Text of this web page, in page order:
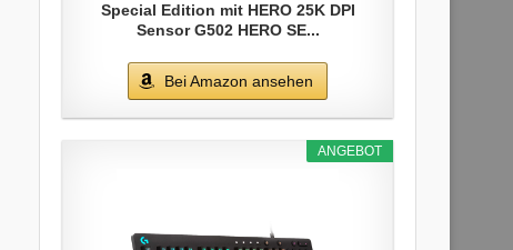
Special Edition mit HERO 25K DPI
Sensor G502 HERO SE...
Bei Amazon ansehen
ANGEBOT